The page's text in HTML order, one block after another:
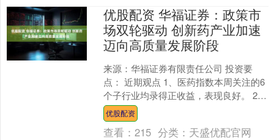
优股配资 华福证券：政策市
场双轮驱动 创新药产业加速
迈向高质量发展阶段
来源：华福证券有限责任公司 投资要
点： 近期观点 1、医药指数本周关注的6
个子行业均录得正收益，表现良好。 2、
国家医保局与国家卫生健康委联合发布
《支持创新药....
优股配资
查看：215 分类： 天盛优配官网